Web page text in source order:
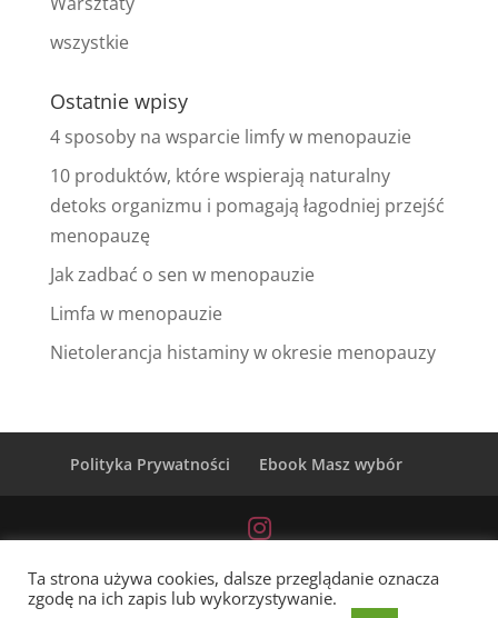
wszystkie
Ostatnie wpisy
4 sposoby na wsparcie limfy w menopauzie
10 produktów, które wspierają naturalny
detoks organizmu i pomagają łagodniej przejść
menopauzę
Jak zadbać o sen w menopauzie
Limfa w menopauzie
Nietolerancja histaminy w okresie menopauzy
Polityka Prywatności Ebook Masz wybór
Szczęśliwa z Ajurwedą © | Wszelkie prawa zastrzeżone |
Ta strona używa cookies, dalsze przeglądanie oznacza
zgodę na ich zapis lub wykorzystywanie.